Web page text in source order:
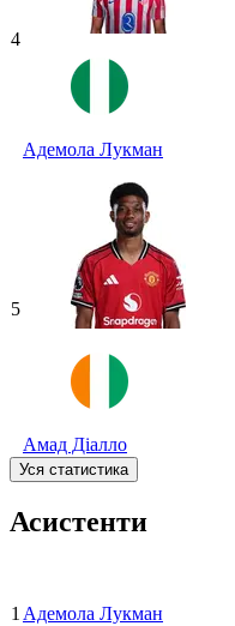
4
Адемола Лукман
5
Амад Діалло
Уся статистика
Асистенти
1 Адемола Лукман